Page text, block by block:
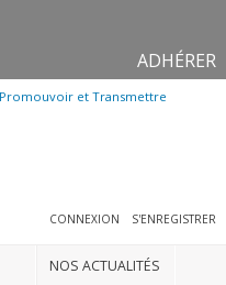
ADHÉRER
CONNEXION S'ENREGISTRER
NOS ACTUALITÉS